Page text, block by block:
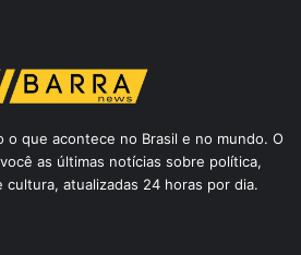
que acontece no Brasil e no mundo. O
as últimas notícias sobre política,
atualizadas 24 horas por dia.